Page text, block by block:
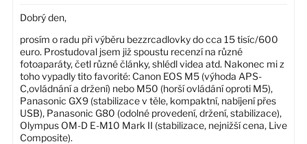
Dobrý den,
prosím o radu při výběru bezzrcadlovky do cca 15 tisíc/600
euro. Prostudoval jsem již spoustu recenzí na různé
fotoaparáty, četl různé články, shlédl videa atd. Nakonec mi z
toho vypadly tito favorité: Canon EOS M5 (výhoda APS-
C,ovládnání a držení) nebo M50 (horší ovládání oproti M5),
Panasonic GX9 (stabilizace v těle, kompaktní, nabíjení přes
USB), Panasonic G80 (odolné provedení, držení, stabilizace),
Olympus OM-D E-M10 Mark II (stabilizace, nejnižší cena, Live
Composite).